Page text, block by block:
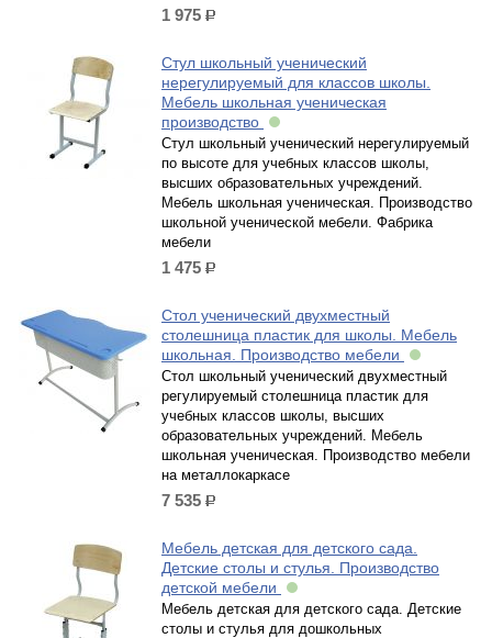
1 975 р.
Стул школьный ученический
нерегулируемый для классов школы.
Мебель школьная ученическая
производство
Стул школьный ученический нерегулируемый
по высоте для учебных классов школы,
высших образовательных учреждений.
Мебель школьная ученическая. Производство
школьной ученической мебели. Фабрика
мебели
1 475 р.
Стол ученический двухместный
столешница пластик для школы. Мебель
школьная. Производство мебели
Стол школьный ученический двухместный
регулируемый столешница пластик для
учебных классов школы, высших
образовательных учреждений. Мебель
школьная ученическая. Производство мебели
на металлокаркасе
7 535 р.
Мебель детская для детского сада.
Детские столы и стулья. Производство
детской мебели
Мебель детская для детского сада. Детские
столы и стулья для дошкольных